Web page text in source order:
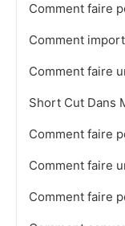
Comment